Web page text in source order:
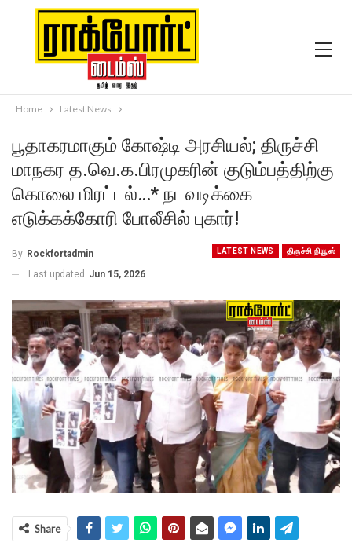
Home Latest News
பூதாகரமாகும் கோஷ்டி அரசியல்; திருச்சி
மாநகர த.வெ.க.பிரமுகரின் குடும்பத்திற்கு
கொலை மிரட்டல்…* நடவடிக்கை
எடுக்கக்கோரி போலீசில் புகார்!
LATEST NEWS திருச்சி நியூஸ்
By Rockfortadmin
Last updated Jun 15, 2026
Share